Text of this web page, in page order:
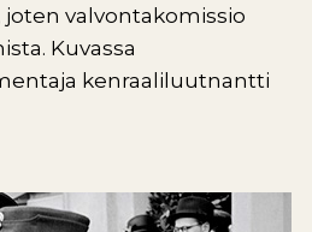
valvontakomissio
Kuvassa
kenraaliluutnantti